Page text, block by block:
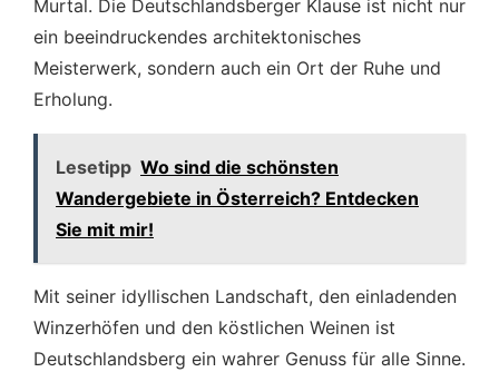
Murtal. Die Deutschlandsberger Klause ist nicht nur
ein beeindruckendes architektonisches
Meisterwerk, sondern auch ein Ort der Ruhe und
Erholung.
Lesetipp Wo sind die schönsten
Wandergebiete in Österreich? Entdecken
Sie mit mir!
Mit seiner idyllischen Landschaft, den einladenden
Winzerhöfen und den köstlichen Weinen ist
Deutschlandsberg ein wahrer Genuss für alle Sinne.